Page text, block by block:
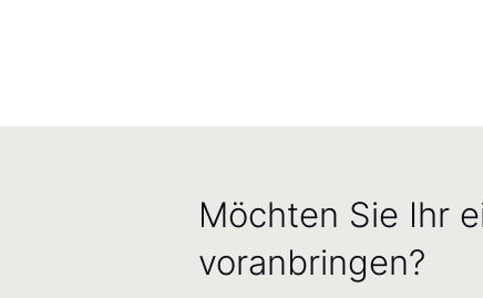
Möchten Sie Ihr
voranbringen?